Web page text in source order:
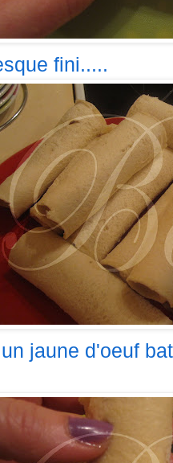
fini.....
jaune d'oeuf